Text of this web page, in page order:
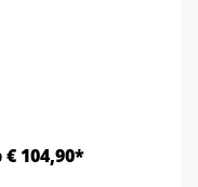
€ 104,90*